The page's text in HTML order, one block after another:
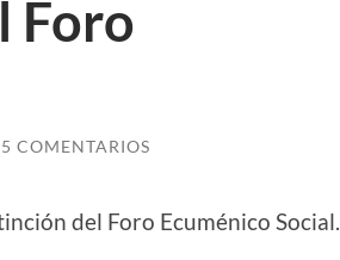
Foro
5 COMENTARIOS
del Foro Ecuménico Social.